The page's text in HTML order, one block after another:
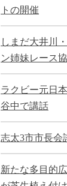
トの開催
しまだ大井川
ン姉妹レース
ラクビー元日
谷中で講話
志太3市市長会
新たな多目的